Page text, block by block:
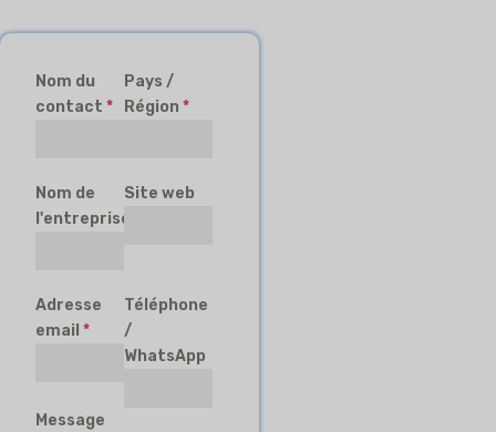
Nom du
contact *
Pays /
Région*
Nom de
l'entreprise
Site web
Adresse
email *
Téléphone
/
WhatsApp
Message